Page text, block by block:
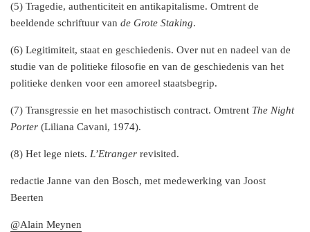
(5) Tragedie, authenticiteit en antikapitalisme. Omtrent de
beeldende schriftuur van de Grote Staking.
(6) Legitimiteit, staat en geschiedenis. Over nut en nadeel van de
studie van de politieke filosofie en van de geschiedenis van het
politieke denken voor een amoreel staatsbegrip.
(7) Transgressie en het masochistisch contract. Omtrent The Night
Porter (Liliana Cavani, 1974).
(8) Het lege niets. L’Etranger revisited.
redactie Janne van den Bosch, met medewerking van Joost
Beerten
@Alain Meynen